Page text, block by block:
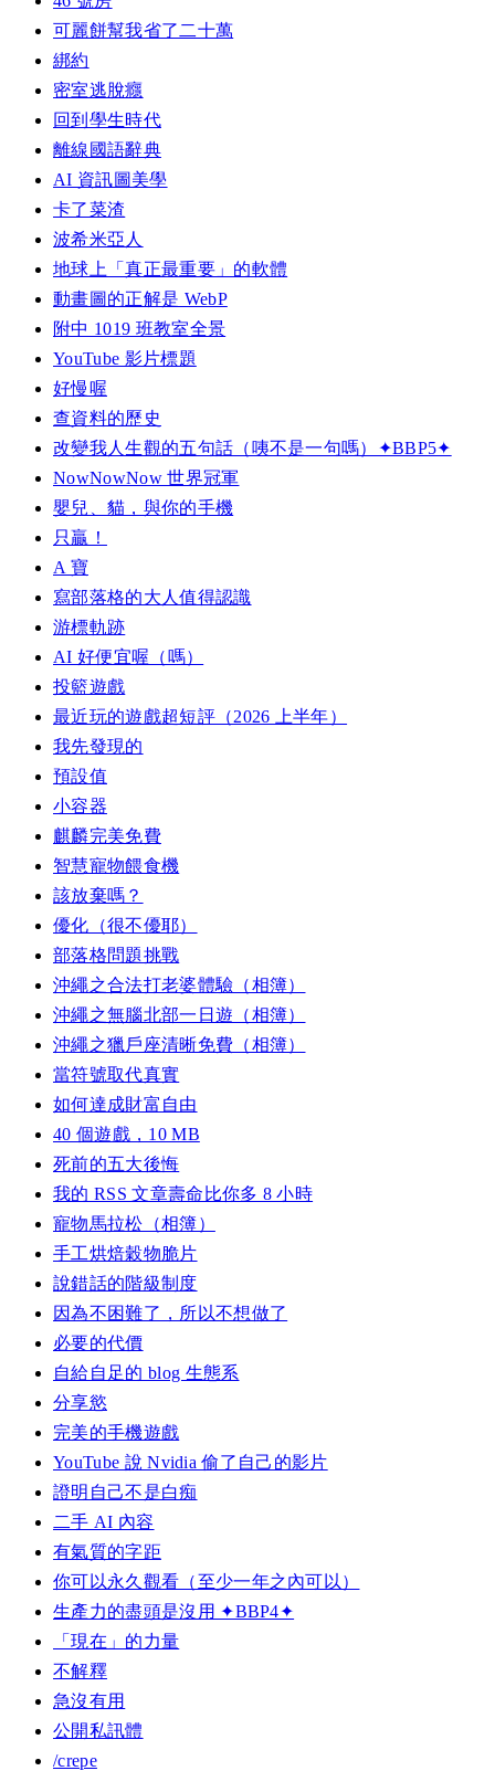
可麗餅幫我省了二十萬
綁約
密室逃脫癮
回到學生時代
離線國語辭典
AI 資訊圖美學
卡了菜渣
波希米亞人
地球上「真正最重要」的軟體
動畫圖的正解是 WebP
附中 1019 班教室全景
YouTube 影片標題
好慢喔
查資料的歷史
改變我人生觀的五句話（咦不是一句嗎）✦BBP5✦
NowNowNow 世界冠軍
嬰兒、貓，與你的手機
只贏！
A 寶
寫部落格的大人值得認識
游標軌跡
AI 好便宜喔（嗎）
投籃遊戲
最近玩的遊戲超短評（2026 上半年）
我先發現的
預設值
小容器
麒麟完美免費
智慧寵物餵食機
該放棄嗎？
優化（很不優耶）
部落格問題挑戰
沖繩之合法打老婆體驗（相簿）
沖繩之無腦北部一日遊（相簿）
沖繩之獵戶座清晰免費（相簿）
當符號取代真實
如何達成財富自由
40 個遊戲，10 MB
死前的五大後悔
我的 RSS 文章壽命比你多 8 小時
寵物馬拉松（相簿）
手工烘焙穀物脆片
說錯話的階級制度
因為不困難了，所以不想做了
必要的代價
自給自足的 blog 生態系
分享慾
完美的手機遊戲
YouTube 說 Nvidia 偷了自己的影片
證明自己不是白痴
二手 AI 內容
有氣質的字距
你可以永久觀看（至少一年之內可以）
生產力的盡頭是沒用 ✦BBP4✦
「現在」的力量
不解釋
急沒有用
公開私訊體
/crepe